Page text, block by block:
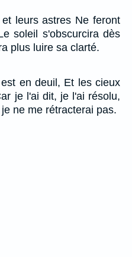
leurs astres Ne feront
soleil s'obscurcira dès
plus luire sa clarté.
en deuil, Et les cieux
je l'ai dit, je l'ai résolu,
ne me rétracterai pas.